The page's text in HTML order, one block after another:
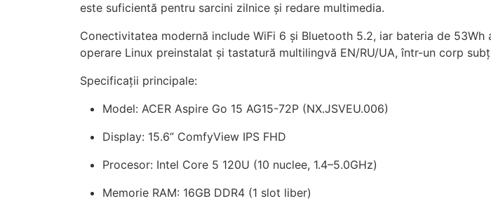
este suficientă pentru sarcini zilnice și redare multimedia.
Conectivitatea modernă include WiFi 6 și Bluetooth 5.2, iar bateria de
operare Linux preinstalat și tastatură multilingvă EN/RU/UA, într-un corp
Specificații principale:
Model: ACER Aspire Go 15 AG15-72P (NX.JSVEU.006)
Display: 15.6” ComfyView IPS FHD
Procesor: Intel Core 5 120U (10 nuclee, 1.4–5.0GHz)
Memorie RAM: 16GB DDR4 (1 slot liber)